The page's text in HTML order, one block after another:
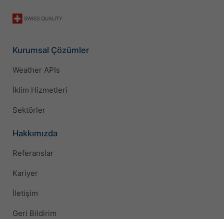
Kurumsal Çözümler
Weather APIs
İklim Hizmetleri
Sektörler
Hakkımızda
Referanslar
Kariyer
İletişim
Geri Bildirim